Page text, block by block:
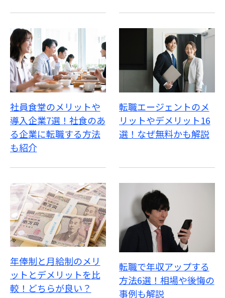
社員食堂のメリットや
導入企業7選！社食のあ
る企業に転職する方法
も紹介
転職エージェントのメ
リットやデメリット16
選！なぜ無料かも解説
年俸制と月給制のメリ
ットとデメリットを比
較！どちらが良い？
転職で年収アップする
方法6選！相場や後悔の
事例も解説